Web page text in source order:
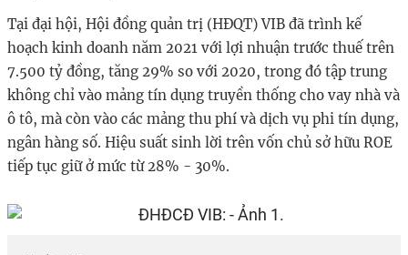
Tại đại hội, Hội đồng quản trị (HĐQT) VIB đã trình kế
hoạch kinh doanh năm 2021 với lợi nhuận trước thuế trên
7.500 tỷ đồng, tăng 29% so với 2020, trong đó tập trung
không chỉ vào mảng tín dụng truyền thống cho vay nhà và
ô tô, mà còn vào các mảng thu phí và dịch vụ phi tín dụng,
ngân hàng số. Hiệu suất sinh lời trên vốn chủ sở hữu ROE
tiếp tục giữ ở mức từ 28% - 30%.